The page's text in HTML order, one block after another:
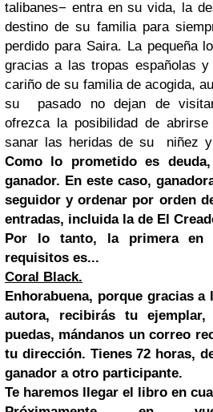
talibanes− entra en su vida, la
destino de su familia para
perdido para Saira. La pequeña
gracias a las tropas españolas
cariño de su familia de acogida,
su
pasado no dejan de
ofrezca la posibilidad de
sanar las heridas de su
niñez
Como lo prometido es
ganador. En este caso,
seguidor y ordenar por orden
entradas, incluida la de El
Por lo tanto, la primera en
requisitos es...
Coral Black.
Enhorabuena, porque gracias
autora, recibirás tu
puedas, mándanos un correo
tu dirección. Tienes 72 horas,
ganador a otro participante.
Te haremos llegar el libro en